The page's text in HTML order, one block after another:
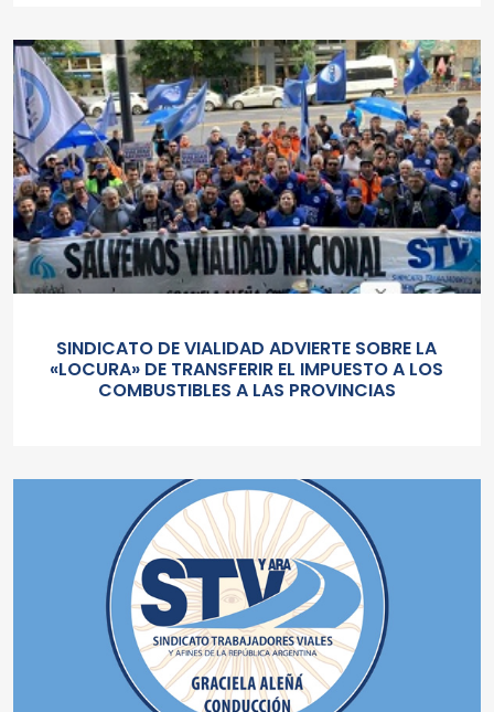
SINDICATO DE VIALIDAD ADVIERTE SOBRE LA
«LOCURA» DE TRANSFERIR EL IMPUESTO A LOS
COMBUSTIBLES A LAS PROVINCIAS